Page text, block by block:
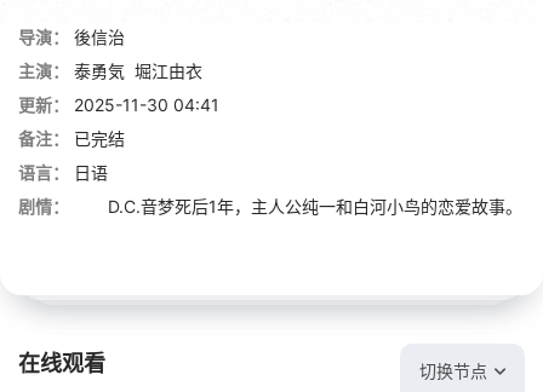
导演：
後信治
主演：
泰勇気 堀江由衣
更新：
2025-11-30 04:41
备注：
已完结
语言：
日语
剧情：
D.C.音梦死后1年，主人公纯一和白河小鸟的恋爱故事。
在线观看 切换节点